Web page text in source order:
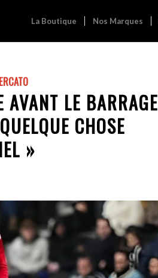
La Boutique Nos Marques
LE BARRAGE
CHOSE
»